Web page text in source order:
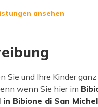
ansehen
Sie und Ihre Kinder
wenn Sie hier im
Bibione di San